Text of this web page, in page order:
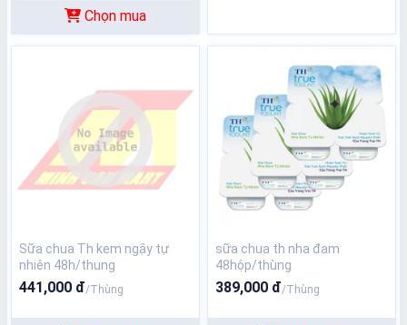
Chọn mua
Sữa chua Th kem ngậy tự
nhiên 48h/thung
441,000 đ/Thùng
sữa chua th nha đam
48hộp/thùng
389,000 đ/Thùng